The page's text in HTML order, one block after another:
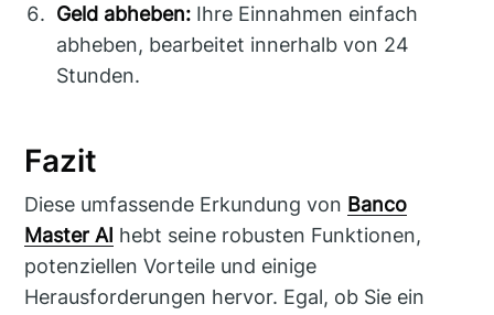
Geld abheben: Ihre Einnahmen einfach
abheben, bearbeitet innerhalb von 24
Stunden.
Fazit
Diese umfassende Erkundung von Banco
Master AI hebt seine robusten Funktionen,
potenziellen Vorteile und einige
Herausforderungen hervor. Egal, ob Sie ein